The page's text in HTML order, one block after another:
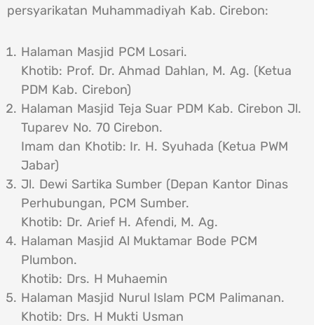
persyarikatan Muhammadiyah Kab. Cirebon:
Halaman Masjid PCM Losari.
Khotib: Prof. Dr. Ahmad Dahlan, M. Ag. (Ketua
PDM Kab. Cirebon)
Halaman Masjid Teja Suar PDM Kab. Cirebon Jl.
Tuparev No. 70 Cirebon.
Imam dan Khotib: Ir. H. Syuhada (Ketua PWM
Jabar)
Jl. Dewi Sartika Sumber (Depan Kantor Dinas
Perhubungan, PCM Sumber.
Khotib: Dr. Arief H. Afendi, M. Ag.
Halaman Masjid Al Muktamar Bode PCM
Plumbon.
Khotib: Drs. H Muhaemin
Halaman Masjid Nurul Islam PCM Palimanan.
Khotib: Drs. H Mukti Usman